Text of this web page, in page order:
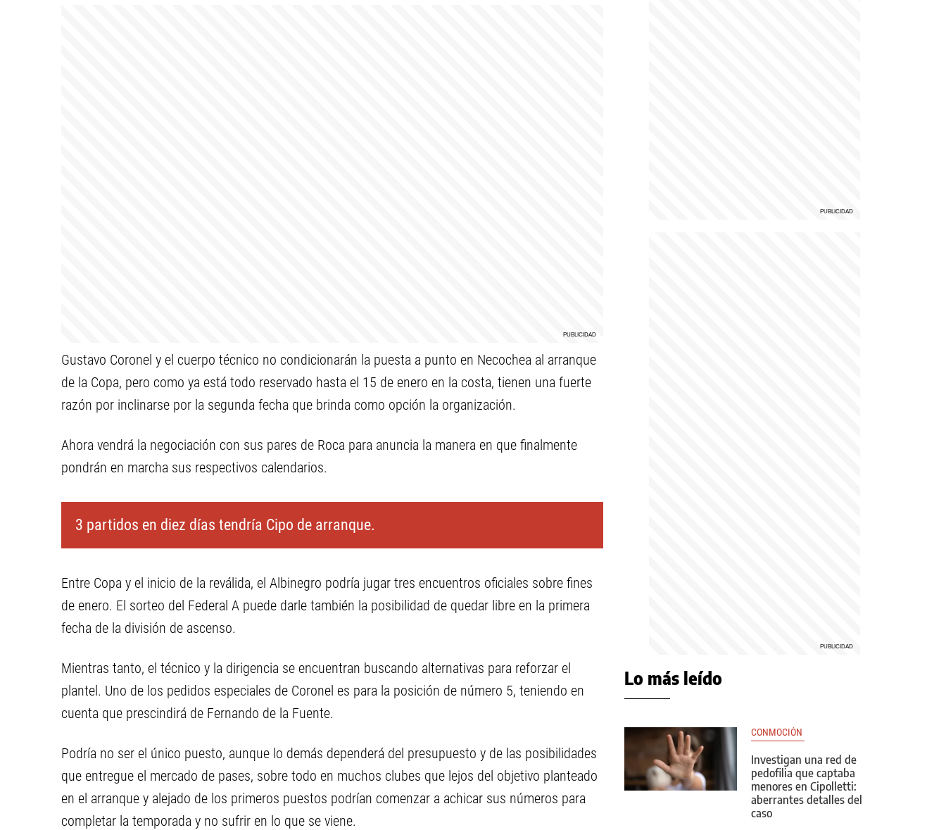
Gustavo Coronel y el cuerpo técnico no condicionarán la puesta a punto en Necochea al arranque
de la Copa, pero como ya está todo reservado hasta el 15 de enero en la costa, tienen una fuerte
razón por inclinarse por la segunda fecha que brinda como opción la organización.
Ahora vendrá la negociación con sus pares de Roca para anuncia la manera en que finalmente
pondrán en marcha sus respectivos calendarios.
3 partidos en diez días tendría Cipo de arranque.
Entre Copa y el inicio de la reválida, el Albinegro podría jugar tres encuentros oficiales sobre fines
de enero. El sorteo del Federal A puede darle también la posibilidad de quedar libre en la primera
fecha de la división de ascenso.
Mientras tanto, el técnico y la dirigencia se encuentran buscando alternativas para reforzar el
plantel. Uno de los pedidos especiales de Coronel es para la posición de número 5, teniendo en
cuenta que prescindirá de Fernando de la Fuente.
Podría no ser el único puesto, aunque lo demás dependerá del presupuesto y de las posibilidades
que entregue el mercado de pases, sobre todo en muchos clubes que lejos del objetivo planteado
en el arranque y alejado de los primeros puestos podrían comenzar a achicar sus números para
completar la temporada y no sufrir en lo que se viene.
Lo más leído
CONMOCIÓN
Investigan una red de
pedofilia que captaba
menores en Cipolletti:
aberrantes detalles del
caso